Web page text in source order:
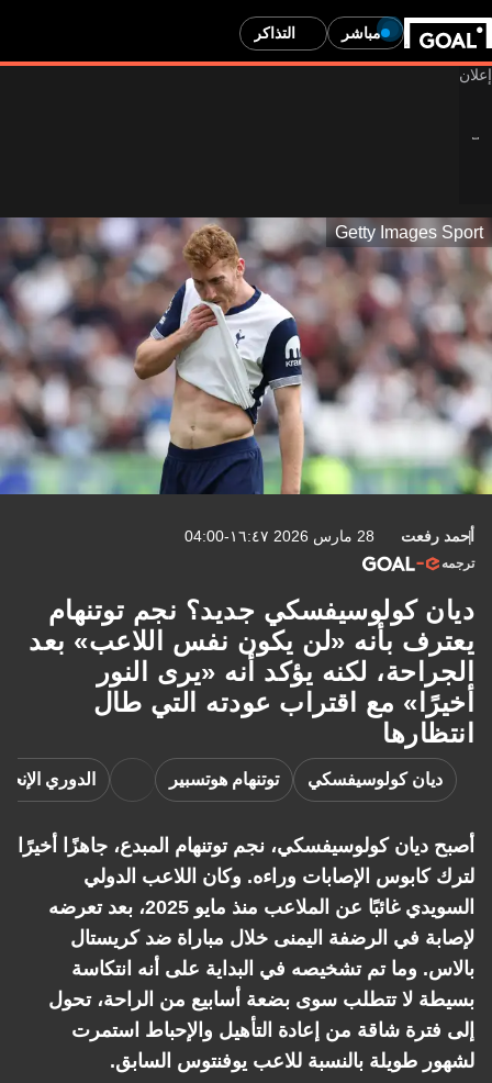
مباشر التذاكر
Getty Images Sport
أحمد رفعت 28 مارس 2026 ١٦:٤٧-04:00
ترجمه
ديان كولوسيفسكي جديد؟ نجم توتنهام
يعترف بأنه «لن يكون نفس اللاعب» بعد
الجراحة، لكنه يؤكد أنه «يرى النور
أخيرًا» مع اقتراب عودته التي طال
انتظارها
ديان كولوسيفسكي توتنهام هوتسبير الدوري
أصبح ديان كولوسيفسكي، نجم توتنهام المبدع، جاهزًا أخيرًا
لترك كابوس الإصابات وراءه. وكان اللاعب الدولي
السويدي غائبًا عن الملاعب منذ مايو 2025، بعد تعرضه
لإصابة في الرضفة اليمنى خلال مباراة ضد كريستال
بالاس. وما تم تشخيصه في البداية على أنه انتكاسة
بسيطة لا تتطلب سوى بضعة أسابيع من الراحة، تحول
إلى فترة شاقة من إعادة التأهيل والإحباط استمرت
لشهور طويلة بالنسبة للاعب يوفنتوس السابق.